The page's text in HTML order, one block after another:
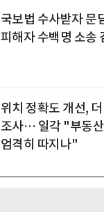
국보법 수사받자
피해자 수백명 소송
위치 정확도 개선,
조사… 일각 "부동산
엄격히 따지나"